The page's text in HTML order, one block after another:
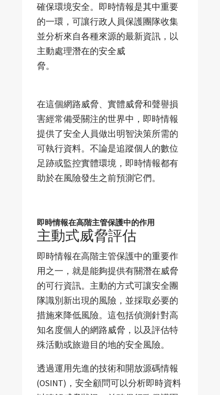
確保環境安全。即時情報是其中重要
的一環，可讓行政人員保護團隊收集
並分析來自各種來源的最新資訊，以
主動處理潛在的安全威
脅。
在這個網路威脅、實體威脅和聲譽損
害經常備受關注的世界中，即時情報
提供了安全人員做出明智決策所需的
可執行資料。不論是追蹤個人的數位
足跡或監控實體環境，即時情報都有
助於在風險發生之前預測它們。
即時情報在高階主管保護中的作用
主動式威脅評估
即時情報在高階主管保護中的重要作
用之一，就是能夠提供有關潛在威脅
的可行資訊。主動的方式可讓安全團
隊識別新出現的風險，並採取必要的
措施來降低風險。這包括偵測針對高
知名度個人的網路威脅，以及評估特
殊活動或旅遊目的地的安全風險。
透過運用先進的技術和開放源碼情報
(OSINT)，安全顧問可以分析即時資料